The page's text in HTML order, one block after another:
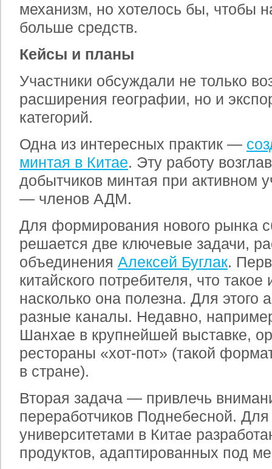
механизм, но хотелось бы, чтобы
больше средств.
Кейсы и планы
Участники обсуждали не только
расширения географии, но и
категорий.
Одна из интересных практик —
минтая в Китае. Эту работу
добытчиков минтая при активном
— членов АДМ.
Для формирования нового рынка
решается две ключевые задачи,
объединения Алексей Буглак.
китайского потребителя, что
насколько она полезна. Для этого
разные каналы. Недавно,
Шанхае в крупнейшей выставке,
рестораны «хот-пот» (такой
в стране).
Вторая задача — привлечь
переработчиков Поднебесной. Для
университетами в Китае
продуктов, адаптированных под